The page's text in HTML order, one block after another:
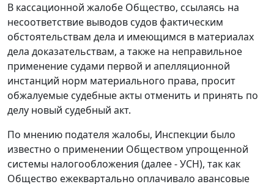
В кассационной жалобе Общество, ссылаясь на
несоответствие выводов судов фактическим
обстоятельствам дела и имеющимся в материалах
дела доказательствам, а также на неправильное
применение судами первой и апелляционной
инстанций норм материального права, просит
обжалуемые судебные акты отменить и принять по
делу новый судебный акт.
По мнению подателя жалобы, Инспекции было
известно о применении Обществом упрощенной
системы налогообложения (далее - УСН), так как
Общество ежеквартально оплачивало авансовые